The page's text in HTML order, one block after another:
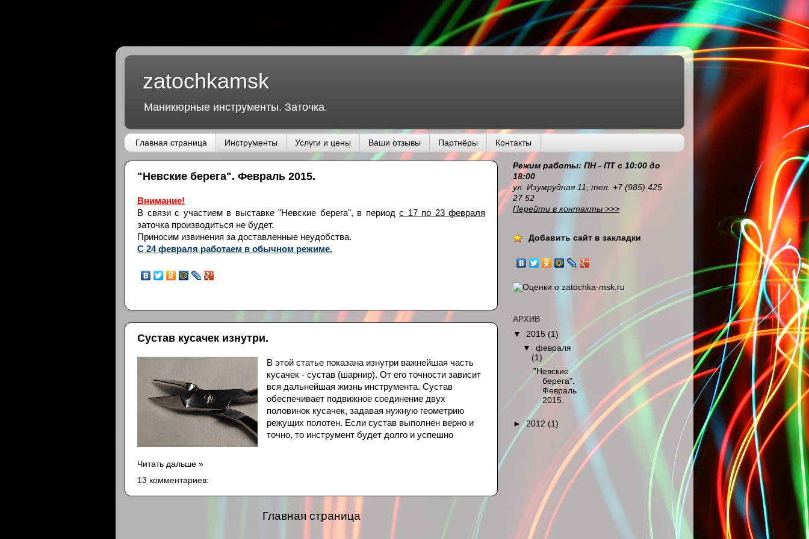
zatochkamsk
Маникюрные инструменты. Заточка.
Главная страница Инструменты Услуги и цены Ваши отзывы Партнёры Контакты
"Невские берега". Февраль 2015.
Внимание!
В связи с участием в выставке "Невские берега", в период с 17 по 23 февраля
заточка производиться не будет.
Приносим извинения за доставленные неудобства.
С 24 февраля работаем в обычном режиме.
Сустав кусачек изнутри.
В этой статье показана изнутри важнейшая часть
кусачек - сустав (шарнир). От его точности зависит
вся дальнейшая жизнь инструмента. Сустав
обеспечивает подвижное соединение двух
половинок кусачек, задавая нужную геометрию
режущих полотен. Если сустав выполнен верно и
точно, то инструмент будет долго и успешно
Читать дальше »
13 комментариев:
Главная страница
Режим работы: ПН - ПТ с 10:00 до
18:00
ул. Изумрудная 11; тел. +7 (985) 425
27 52
Перейти в контакты >>>
Добавить сайт в закладки
АРХИВ
▼ 2015 (1)
▼февраля
(1)
"Невские
берега".
Февраль
2015.
►2012 (1)